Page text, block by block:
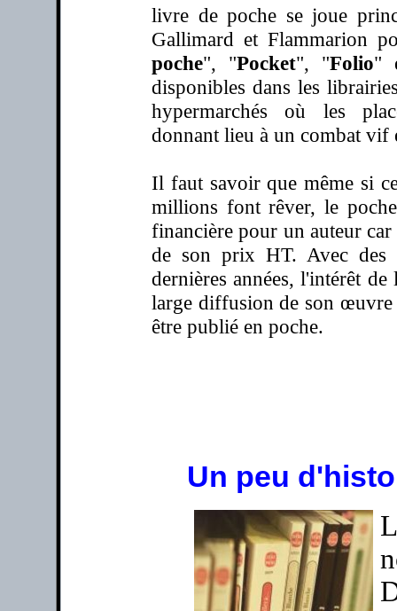
livre de poche se joue
Gallimard et Flammarion
poche", "Pocket", "Folio"
disponibles dans les
hypermarchés où les
donnant lieu à un combat vif
Il faut savoir que même si
millions font rêver, le
financière pour un auteur
de son prix HT. Avec des
dernières années, l'intérêt
large diffusion de son œuvre
être publié en poche.
Un peu